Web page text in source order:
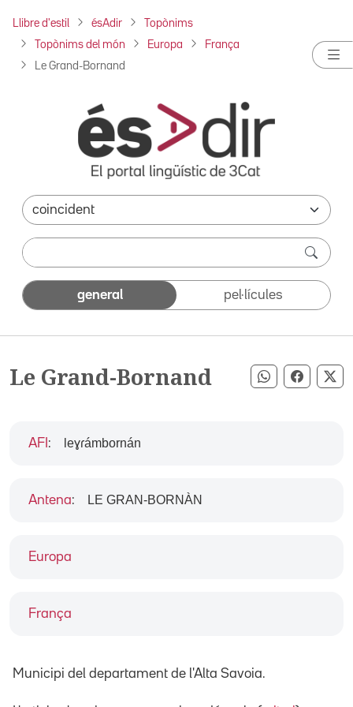
Llibre d'estil ésAdir Topònims
Topònims del món Europa França
Le Grand-Bornand
general pel·lícules
Le Grand-Bornand Compartir
Europa
França
AFI : leɣɾámbornán
Antena: LE GRAN-BORNÀN
Municipi del departament de l'Alta Savoia.